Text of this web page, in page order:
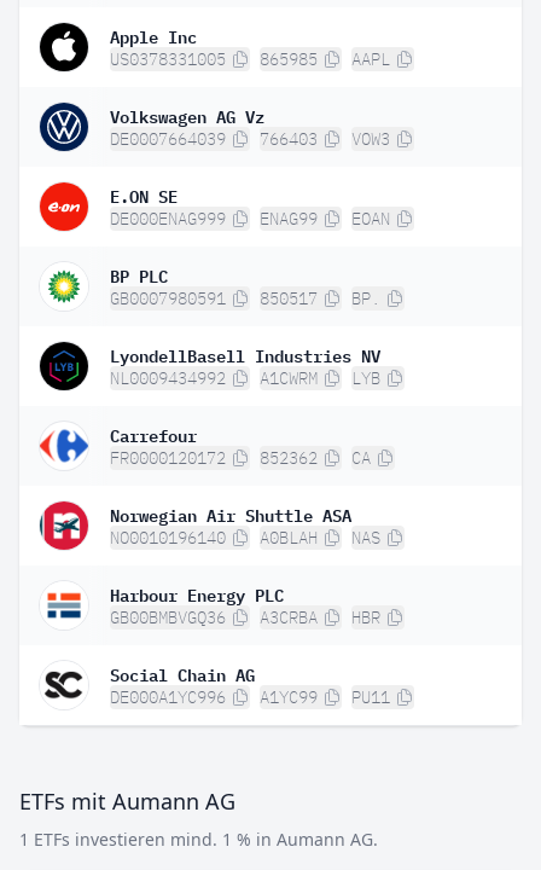
Apple Inc
US0378331005 865985 AAPL
Volkswagen AG Vz
DE0007664039 766403 VOW3
E.ON SE
DE000ENAG999 ENAG99 EOAN
BP PLC
GB0007980591 850517 BP.
LyondellBasell Industries NV
NL0009434992 A1CWRM LYB
Carrefour
FR0000120172 852362 CA
Norwegian Air Shuttle ASA
NO0010196140 A0BLAH NAS
Harbour Energy PLC
GB00BMBVGQ36 A3CRBA HBR
Social Chain AG
DE000A1YC996 A1YC99 PU11
ETFs mit Aumann AG
1 ETFs investieren mind. 1 % in Aumann AG.